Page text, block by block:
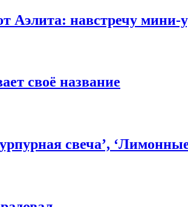
Аэлита: навстречу
своё название
свеча’, ‘Лимонные